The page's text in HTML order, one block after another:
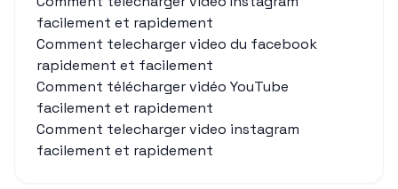
facilement et rapidement
Comment telecharger video du facebook
rapidement et facilement
Comment télécharger vidéo YouTube
facilement et rapidement
Comment telecharger video instagram
facilement et rapidement